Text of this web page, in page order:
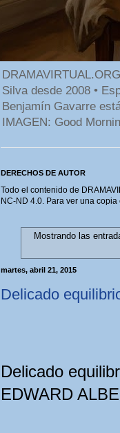
Silva desde 2008 •
Benjamín Gavarre
IMAGEN: Good
DERECHOS DE AUTOR
Todo el contenido de
NC-ND 4.0. Para ver una
Mostrando las
martes, abril 21, 2015
Delicado
Delicado
EDWARD